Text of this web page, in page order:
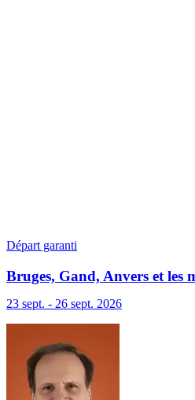
Départ garanti
Bruges, Gand, Anvers et les
23 sept. - 26 sept. 2026